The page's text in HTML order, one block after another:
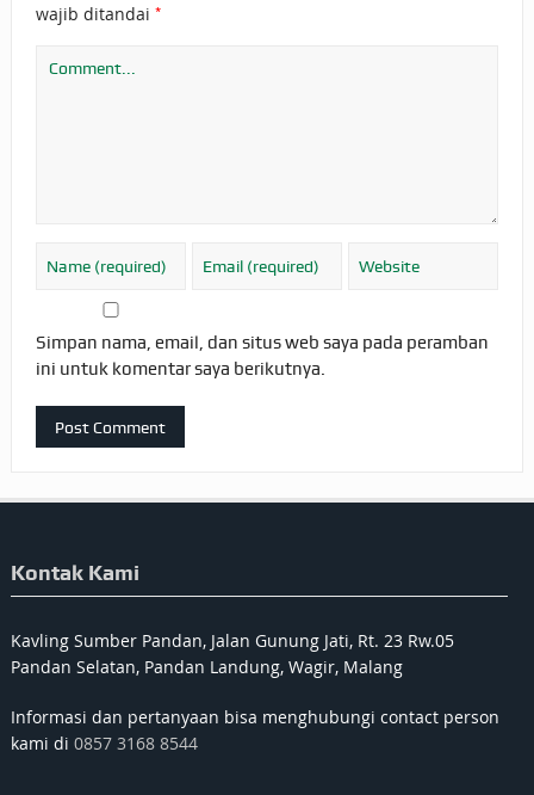
wajib ditandai *
Simpan nama, email, dan situs web saya pada peramban
ini untuk komentar saya berikutnya.
Kontak Kami
Kavling Sumber Pandan, Jalan Gunung Jati, Rt. 23 Rw.05
Pandan Selatan, Pandan Landung, Wagir, Malang
Informasi dan pertanyaan bisa menghubungi contact person
kami di 0857 3168 8544